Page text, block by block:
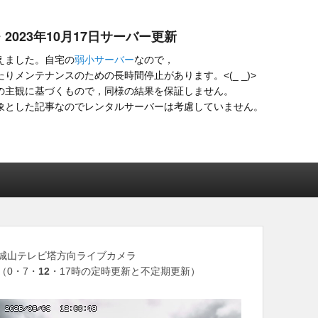
年10月17日サーバー更新
ました。自宅の弱小サーバーなので，
りメンテナンスのための長時間停止があります。<(_ _)>
観に基づくもので，同様の結果を保証しません。
した記事なのでレンタルサーバーは考慮していません。
山テレビ塔方向ライブカメラ
0・7・ 12 ・17時の定時更新と不定期更新）